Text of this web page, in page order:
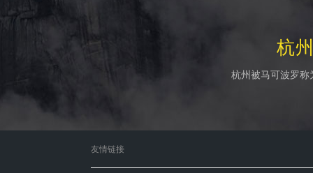
杭
杭州被马可波罗
友情链接